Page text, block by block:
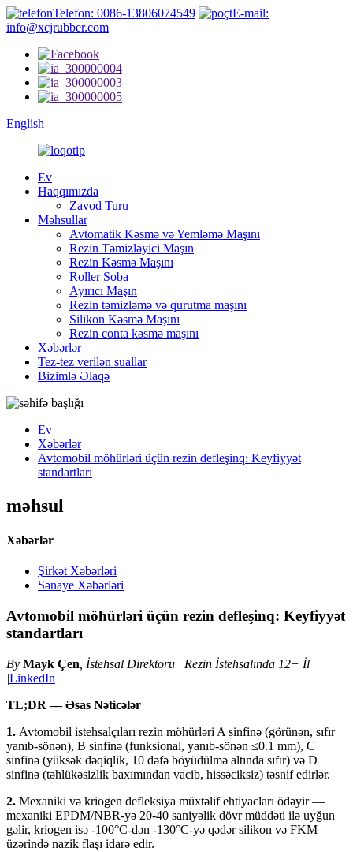
Telefon: 0086-13806074549
E-mail:
info@xcjrubber.com
English
Ev
Haqqımızda
Zavod Turu
Məhsullar
Avtomatik Kəsmə və Yemləmə Maşını
Rezin Təmizləyici Maşın
Rezin Kəsmə Maşını
Roller Soba
Ayırıcı Maşın
Rezin təmizləmə və qurutma maşını
Silikon Kəsmə Maşını
Rezin conta kəsmə maşını
Xəbərlər
Tez-tez verilən suallar
Bizimlə Əlaqə
Ev
Xəbərlər
Avtomobil möhürləri üçün rezin defleşinq: Keyfiyyət
standartları
məhsul
Xəbərlər
Şirkət Xəbərləri
Sənaye Xəbərləri
Avtomobil möhürləri üçün rezin defleşinq: Keyfiyyət
standartları
By Mayk Çen , İstehsal Direktoru | Rezin İstehsalında 12+ İl
|LinkedIn
TL;DR — Əsas Nəticələr
1. Avtomobil istehsalçıları rezin möhürləri A sinfinə (görünən, sıfır
yanıb-sönən), B sinfinə (funksional, yanıb-sönən ≤0.1 mm), C
sinfinə (yüksək dəqiqlik, 10 dəfə böyüdülmə altında sıfır) və D
sinfinə (təhlükəsizlik baxımından vacib, hissəciksiz) təsnif edirlər.
2. Mexaniki və kriogen defleksiya müxtəlif ehtiyacları ödəyir —
mexaniki EPDM/NBR-yə 20-40 saniyəlik dövr müddəti ilə uyğun
gəlir, kriogen isə -100°C-dən -130°C-yə qədər silikon və FKM
üzərində nazik flaşı idarə edir.